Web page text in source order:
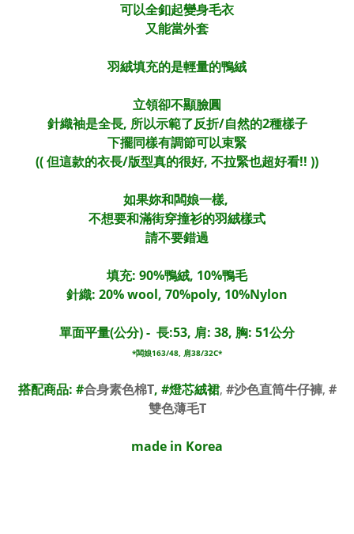
可以全釦起變身毛衣
又能當外套
羽絨填充的是輕量的鴨絨
立領卻不顯臉圓
針織袖是全長, 所以示範了反折/自然的2種樣子
下擺同樣有調節可以束緊
(( 但這款的衣長/版型真的很好, 不拉緊也超好看!! ))
如果妳和闆娘一樣,
不想要和滿街穿撞衫的羽絨樣式
請不要錯過
填充: 90%鴨絨, 10%鴨毛
針織: 20% wool, 70%poly, 10%Nylon
單面平量(公分) - 長:53, 肩: 38, 胸: 51公分
*闆娘163/48, 肩38/32C*
搭配商品: #合身素色棉T, #燈芯絨裙, #沙色直筒牛仔褲, #
雙色薄毛T
made in Korea